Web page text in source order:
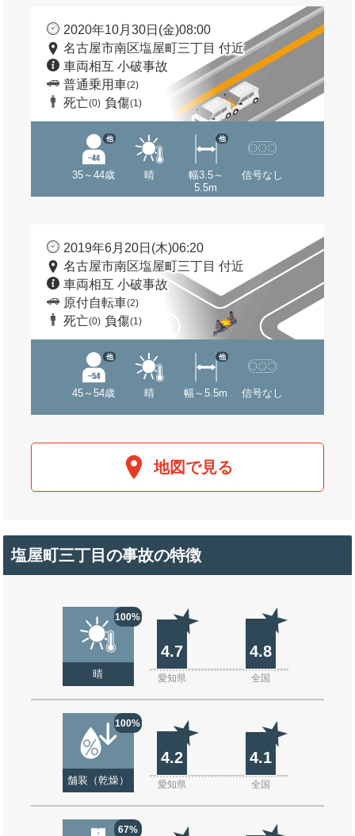
2020年10月30日(金)08:00
名古屋市南区塩屋町三丁目 付近
車両相互 小破事故
普通乗用車(2)
死亡(0) 負傷(1)
35～44歳
他
晴
幅3.5～
5.5m
他
信号なし
2019年6月20日(木)06:20
名古屋市南区塩屋町三丁目 付近
車両相互 小破事故
原付自転車(2)
死亡(0) 負傷(1)
45～54歳
他
晴 幅～5.5m
他
信号なし
地図で見る
塩屋町三丁目の事故の特徴
100%
晴
4.7 4.8
愛知県 全国
100%
舗装（乾燥）
4.2 4.1
愛知県 全国
67%